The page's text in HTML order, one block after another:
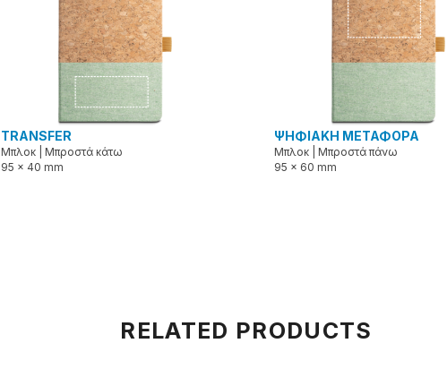
TRANSFER
Μπλοκ
Μπροστά κάτω
95 x 40 mm
ΨΗΦΙΑΚΗ ΜΕΤΑΦΟΡΑ
Μπλοκ
Μπροστά πάνω
95 x 60 mm
RELATED PRODUCTS